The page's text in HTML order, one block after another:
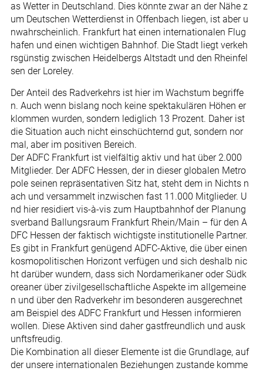
as Wetter in Deutschland. Dies könnte zwar an der Nähe z
um Deutschen Wetterdienst in Offenbach liegen, ist aber u
nwahrscheinlich. Frankfurt hat einen internationalen Flug
hafen und einen wichtigen Bahnhof. Die Stadt liegt verkeh
rsgünstig zwischen Heidelbergs Altstadt und den Rheinfel
sen der Loreley.
Der Anteil des Radverkehrs ist hier im Wachstum begriffe
n. Auch wenn bislang noch keine spektakulären Höhen er
klommen wurden, sondern lediglich 13 Prozent. Daher ist
die Situation auch nicht einschüchternd gut, sondern nor
mal, aber im positiven Bereich.
Der ADFC Frankfurt ist vielfältig aktiv und hat über 2.000
Mitglieder. Der ADFC Hessen, der in dieser globalen Metro
pole seinen repräsentativen Sitz hat, steht dem in Nichts n
ach und versammelt inzwischen fast 11.000 Mitglieder. U
nd hier residiert vis-à-vis zum Hauptbahnhof der Planung
sverband Ballungsraum Frankfurt Rhein/Main – für den A
DFC Hessen der faktisch wichtigste institutionelle Partner.
Es gibt in Frankfurt genügend ADFC-Aktive, die über einen
kosmopolitischen Horizont verfügen und sich deshalb nic
ht darüber wundern, dass sich Nordamerikaner oder Südk
oreaner über zivilgesellschaftliche Aspekte im allgemeine
n und über den Radverkehr im besonderen ausgerechnet
am Beispiel des ADFC Frankfurt und Hessen informieren
wollen. Diese Aktiven sind daher gastfreundlich und ausk
unftsfreudig.
Die Kombination all dieser Elemente ist die Grundlage, auf
der unsere internationalen Beziehungen zustande komme